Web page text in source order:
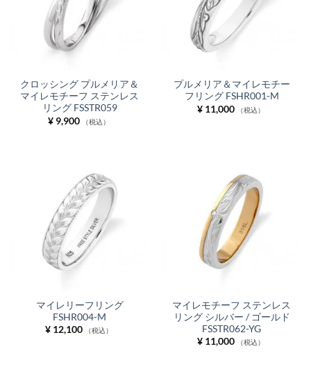
クロッシング プルメリア＆
マイレモチーフ ステンレス
リング FSSTR059
¥9,900 （税込）
プルメリア＆マイレモチー
フリング FSHR001-M
¥11,000 （税込）
マイレリーフリング
FSHR004-M
¥12,100 （税込）
マイレモチーフ ステンレス
リング シルバー / ゴールド
FSSTR062-YG
¥11,000 （税込）